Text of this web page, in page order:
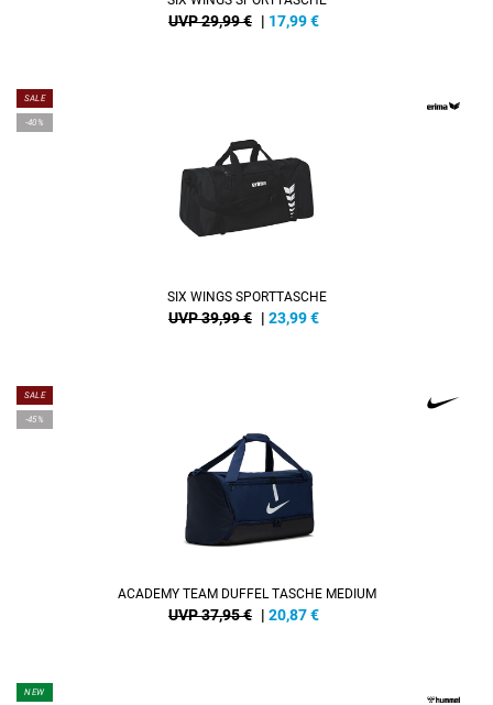
UVP 29,99 € | 17,99€
SALE
-40%
SIX WINGS SPORTTASCHE
UVP 39,99 € | 23,99€
SALE
-45%
ACADEMY TEAM DUFFEL TASCHE MEDIUM
UVP 37,95 € | 20,87€
NEW